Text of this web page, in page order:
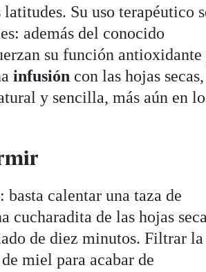
Su uso terapéutico
además del conocido
su función antioxidante
infusión con las hojas secas,
y sencilla, más aún en
calentar una taza de
cucharadita de las hojas
de diez minutos. Filtrar la
miel para acabar de